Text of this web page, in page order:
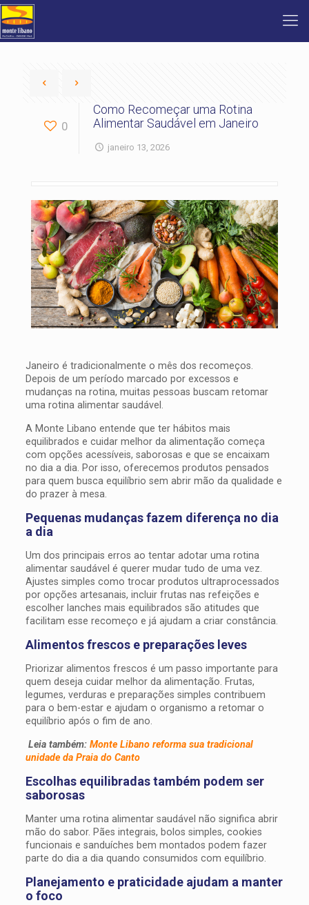
0
Como Recomeçar uma Rotina
Alimentar Saudável em Janeiro
janeiro 13, 2026
Janeiro é tradicionalmente o mês dos recomeços.
Depois de um período marcado por excessos e
mudanças na rotina, muitas pessoas buscam retomar
uma rotina alimentar saudável.
A Monte Libano entende que ter hábitos mais
equilibrados e cuidar melhor da alimentação começa
com opções acessíveis, saborosas e que se encaixam
no dia a dia. Por isso, oferecemos produtos pensados
para quem busca equilíbrio sem abrir mão da qualidade e
do prazer à mesa.
Pequenas mudanças fazem diferença no dia
a dia
Um dos principais erros ao tentar adotar uma rotina
alimentar saudável é querer mudar tudo de uma vez.
Ajustes simples como trocar produtos ultraprocessados
por opções artesanais, incluir frutas nas refeições e
escolher lanches mais equilibrados são atitudes que
facilitam esse recomeço e já ajudam a criar constância.
Alimentos frescos e preparações leves
Priorizar alimentos frescos é um passo importante para
quem deseja cuidar melhor da alimentação. Frutas,
legumes, verduras e preparações simples contribuem
para o bem-estar e ajudam o organismo a retomar o
equilíbrio após o fim de ano.
Leia também: Monte Libano reforma sua tradicional
unidade da Praia do Canto
Escolhas equilibradas também podem ser
saborosas
Manter uma rotina alimentar saudável não significa abrir
mão do sabor. Pães integrais, bolos simples, cookies
funcionais e sanduíches bem montados podem fazer
parte do dia a dia quando consumidos com equilíbrio.
Planejamento e praticidade ajudam a manter
o foco